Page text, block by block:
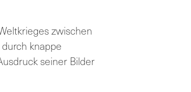
zwischen
knappe
seiner Bilder